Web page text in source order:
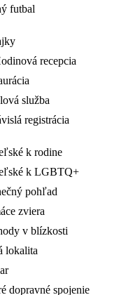
futbal
recepcia
služba
registrácia
k rodine
k LGBTQ+
pohľad
zviera
v blízkosti
lokalita
dopravné spojenie